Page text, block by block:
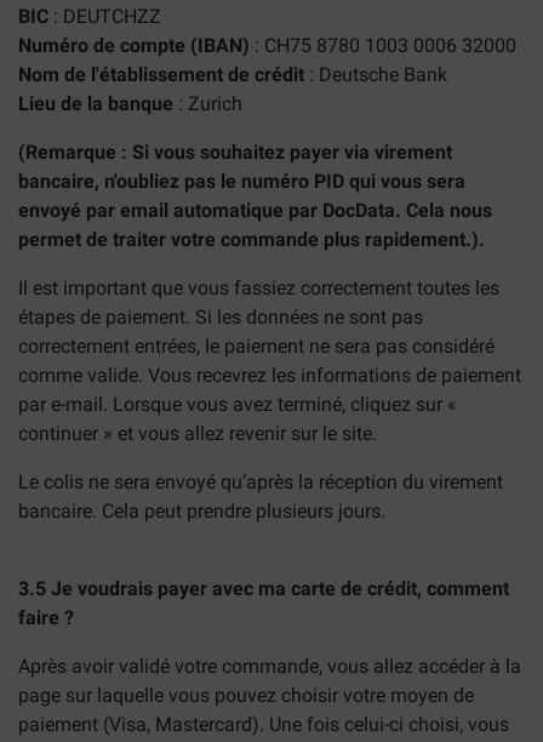
BIC : DEUTCHZZ
Numéro de compte (IBAN) : CH75 8780 1003 0006 32000
Nom de l'établissement de crédit : Deutsche Bank
Lieu de la banque : Zurich
(Remarque : Si vous souhaitez payer via virement
bancaire, n'oubliez pas le numéro PID qui vous sera
envoyé par email automatique par DocData. Cela nous
permet de traiter votre commande plus rapidement.).
Il est important que vous fassiez correctement toutes les
étapes de paiement. Si les données ne sont pas
correctement entrées, le paiement ne sera pas considéré
comme valide. Vous recevrez les informations de paiement
par e-mail. Lorsque vous avez terminé, cliquez sur «
continuer » et vous allez revenir sur le site.
Le colis ne sera envoyé qu’après la réception du virement
bancaire. Cela peut prendre plusieurs jours.
3.5 Je voudrais payer avec ma carte de crédit, comment
faire ?
Après avoir validé votre commande, vous allez accéder à la
page sur laquelle vous pouvez choisir votre moyen de
paiement (Visa, Mastercard). Une fois celui-ci choisi, vous